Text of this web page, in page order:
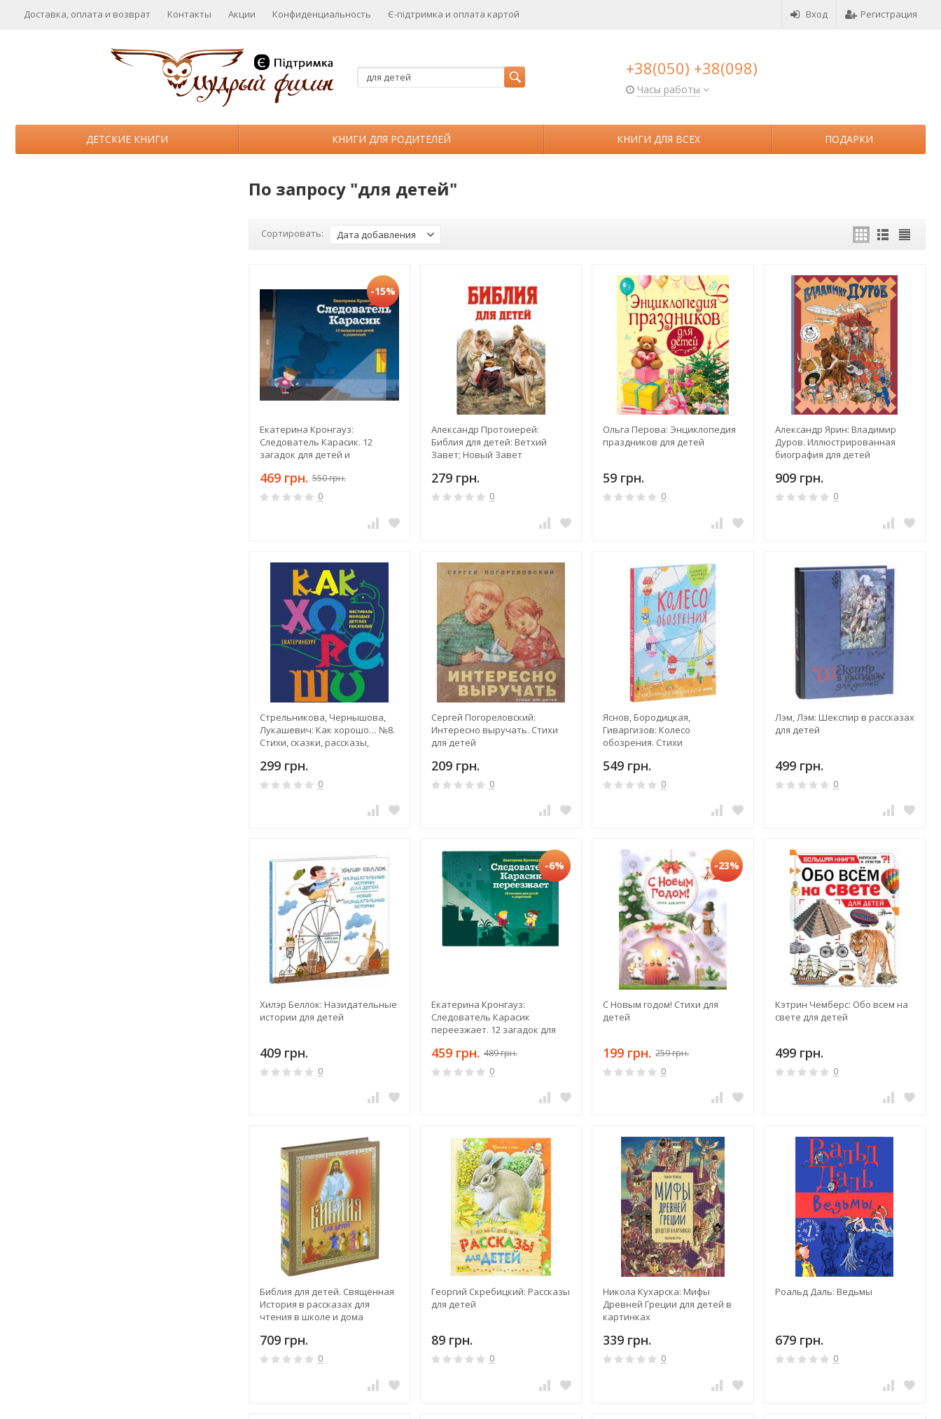
Вход Регистрация
Доставка, оплата и возврат Контакты Акции Конфиденциальность Є-підтримка и оплата картой
+38(050) +38(098)
Часы работы
ДЕТСКИЕ КНИГИ КНИГИ ДЛЯ РОДИТЕЛЕЙ КНИГИ ДЛЯ ВСЕХ ПОДАРКИ
По запросу "для детей"
Сортировать: Дата добавления
-15%
Екатерина Кронгауз:
Следователь Карасик. 12
загадок для детей и
469 грн. 550 грн.
0
Александр Протоиерей:
Библия для детей: Ветхий
Завет; Новый Завет
279 грн.
0
Ольга Перова: Энциклопедия
праздников для детей
59 грн.
0
Александр Ярин: Владимир
Дуров. Иллюстрированная
биография для детей
909 грн.
0
Стрельникова, Чернышова,
Лукашевич: Как хорошо… №8.
Стихи, сказки, рассказы,
писателей
299 грн.
0
Сергей Погореловский:
Интересно выручать. Стихи
для детей
209 грн.
0
Яснов, Бородицкая,
Гиваргизов: Колесо
обозрения. Стихи
детей
549 грн.
0
Лэм, Лэм: Шекспир в рассказах
для детей
499 грн.
0
Хилэр Беллок: Назидательные
истории для детей
409 грн.
0
-6%
Екатерина Кронгауз:
Следователь Карасик
переезжает. 12 загадок для
459 грн. 489 грн.
0
-23%
С Новым годом! Стихи для
детей
199 грн. 259 грн.
0
Кэтрин Чемберс: Обо всем на
свете для детей
499 грн.
0
Библия для детей. Священная
История в рассказах для
чтения в школе и дома
709 грн.
0
Георгий Скребицкий: Рассказы
для детей
89 грн.
0
Никола Кухарска: Мифы
Древней Греции для детей в
картинках
339 грн.
0
Роальд Даль: Ведьмы
679 грн.
0